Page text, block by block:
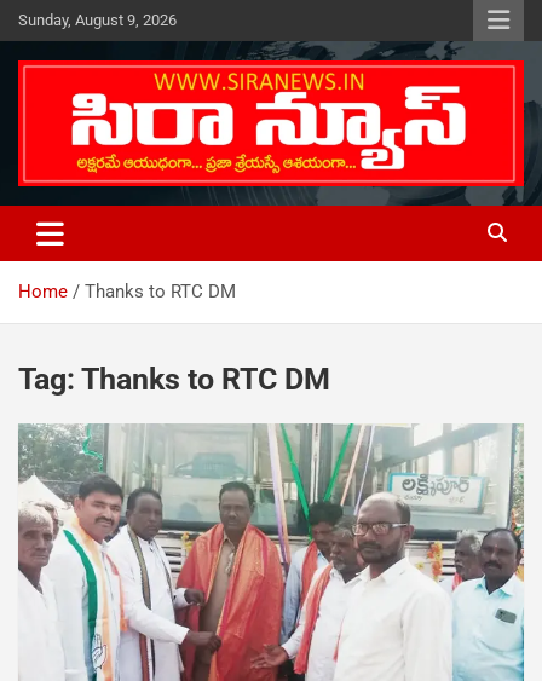
Skip
to
content
Sunday, August 9, 2026
SIRA NEWS
Home Thanks to RTC DM
Tag: Thanks to RTC DM